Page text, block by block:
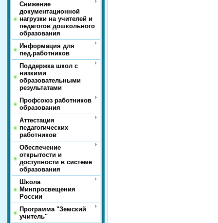
Снижение
документационной
нагрузки на учителей и
педагогов дошкольного
образования
Информация для
пед.работников
Поддержка школ с
низкими
образовательными
результатами
Профсоюз работников
образования
Аттестация
педагогических
работников
Обеспечение
открытости и
доступности в системе
образования
Школа
Минпросвещения
России
Программа "Земский
учитель"